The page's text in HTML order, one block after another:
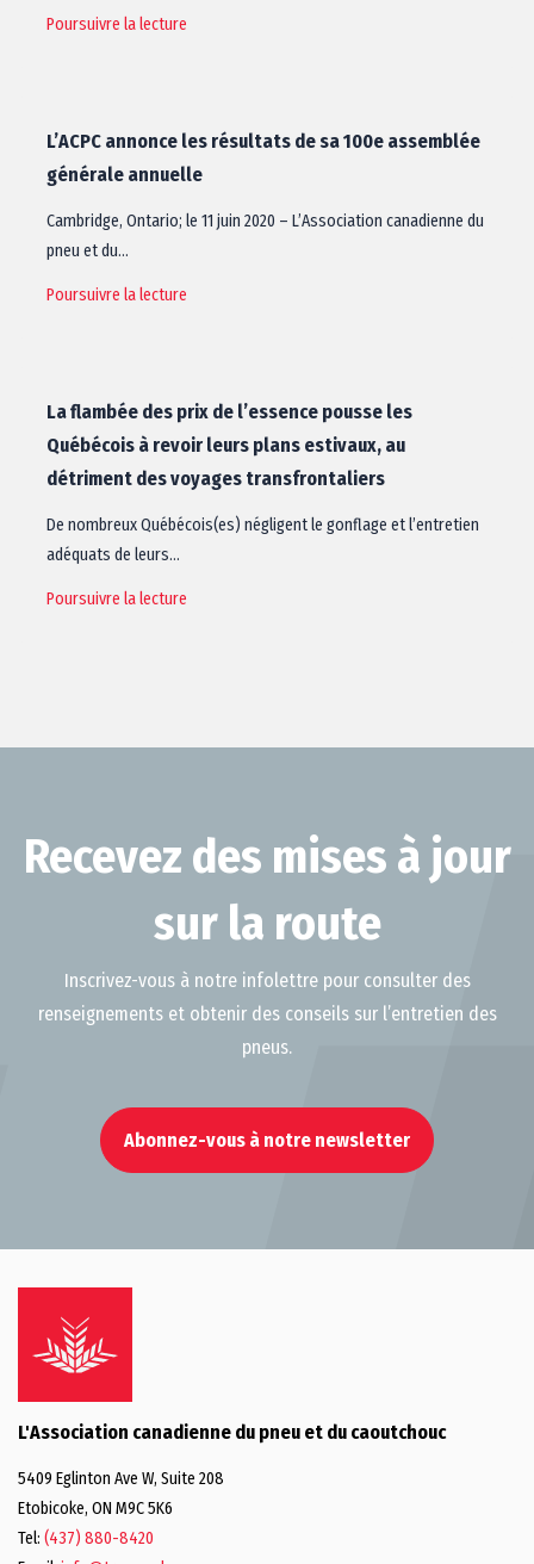
Poursuivre la lecture
L’ACPC annonce les résultats de sa 100e assemblée
générale annuelle
Cambridge, Ontario; le 11 juin 2020 – L’Association canadienne du
pneu et du…
Poursuivre la lecture
La flambée des prix de l’essence pousse les
Québécois à revoir leurs plans estivaux, au
détriment des voyages transfrontaliers
De nombreux Québécois(es) négligent le gonflage et l’entretien
adéquats de leurs…
Poursuivre la lecture
Recevez des mises à jour
sur la route
Inscrivez-vous à notre infolettre pour consulter des
renseignements et obtenir des conseils sur l’entretien des
pneus.
Abonnez-vous à notre newsletter
L'Association canadienne du pneu et du caoutchouc
5409 Eglinton Ave W, Suite 208
Etobicoke, ON M9C 5K6
Tel: (437) 880-8420